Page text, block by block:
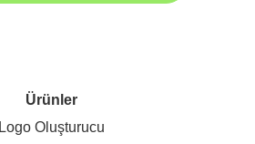
Ürünler
Logo Oluşturucu